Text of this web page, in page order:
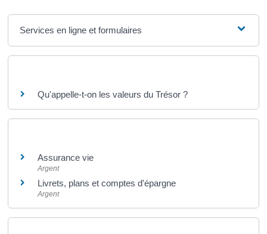
Services en ligne et formulaires
Qu'appelle-t-on les valeurs du Trésor ?
Assurance vie
Argent
Livrets, plans et comptes d'épargne
Argent